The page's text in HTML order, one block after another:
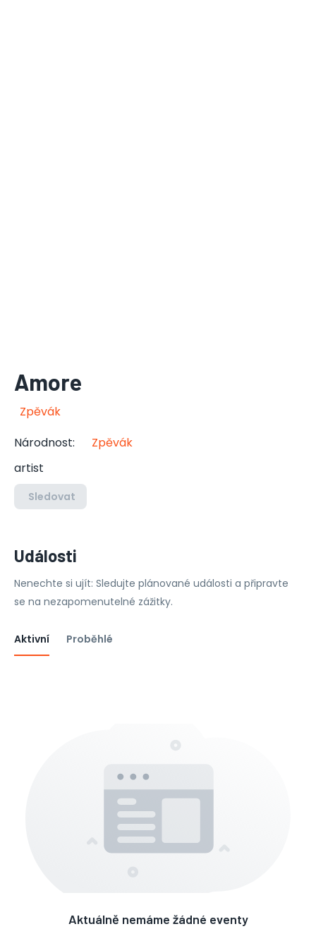
Amore
Zpěvák
Národnost:
Zpěvák
artist
Sledovat
Události
Nenechte si ujít: Sledujte plánované události a připravte
se na nezapomenutelné zážitky.
Aktivní Proběhlé
Aktuálně nemáme žádné eventy